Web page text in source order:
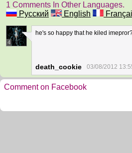
1 Comments In Other Languages.
Русский
English
4
he's so happy that he kiled
death_cookie 03/08/2012
Comment on Facebook